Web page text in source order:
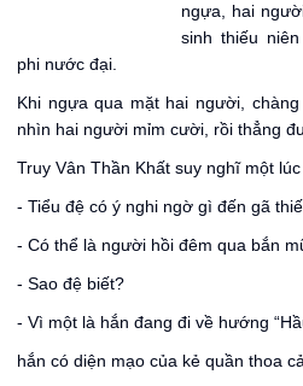
ngựa, hai
sinh thiếu
phi nước đại.
Khi ngựa qua mặt hai người,
nhìn hai người mỉm cười, rồi thẳng
Truy Vân Thần Khất suy nghĩ một
- Tiểu đệ có ý nghi ngờ gì đến gã
- Có thể là người hồi đêm qua bắn
- Sao đệ biết?
- Vì một là hắn đang đi về hướng
hắn có diện mạo của kẻ quần thoa